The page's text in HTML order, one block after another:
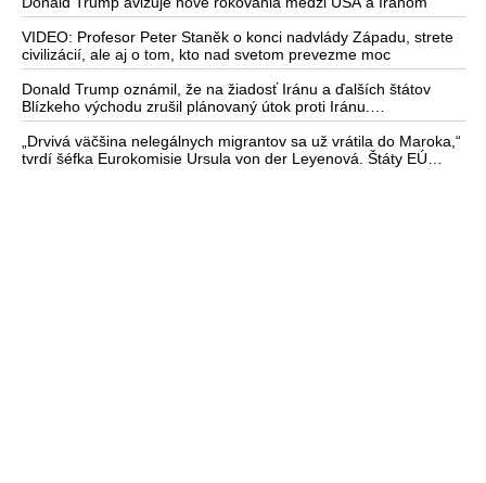
VIDEO: Profesor Peter Staněk o konci nadvlády Západu, strete
civilizácií, ale aj o tom, kto nad svetom prevezme moc
Donald Trump oznámil, že na žiadosť Iránu a ďalších štátov
Blízkeho východu zrušil plánovaný útok proti Iránu.
Saudskoarabský princ medzitým varoval amerického prezidenta
pred ďalšou eskaláciou konfliktu
„Drvivá väčšina nelegálnych migrantov sa už vrátila do Maroka,“
tvrdí šéfka Eurokomisie Ursula von der Leyenová. Štáty EÚ